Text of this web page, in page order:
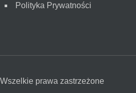
Polityka Prywatności
Wszelkie prawa zastrzeżone